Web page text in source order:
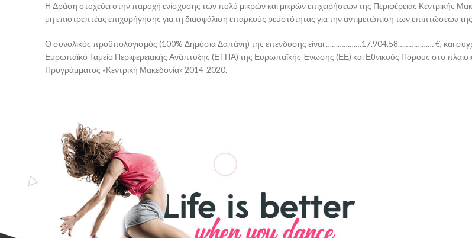
Η Δράση στοχεύει στην παροχή ενίσχυσης των πολύ μικρών και μικρών επιχειρήσεων της Περιφέρειας Κεντρικής
μη επιστρεπτέας επιχορήγησης για τη διασφάλιση επαρκούς ρευστότητας για την αντιμετώπιση των επιπτώσεων
Ο συνολικός προϋπολογισμός (100% Δημόσια Δαπάνη) της επένδυσης είναι ………………17.904,58……………… €, και
Ευρωπαϊκό Ταμείο Περιφερειακής Ανάπτυξης (ΕΤΠΑ) της Ευρωπαϊκής Ένωσης (ΕΕ) και Εθνικούς Πόρους στο
Προγράμματος «Κεντρική Μακεδονία» 2014-2020.